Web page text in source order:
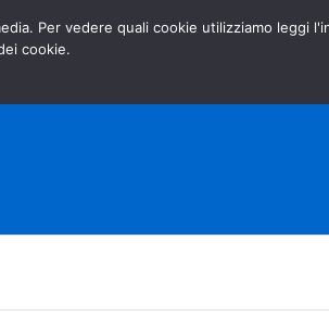
GOVERNO.IT
Per vedere quali cookie utilizziamo leggi
cookie.